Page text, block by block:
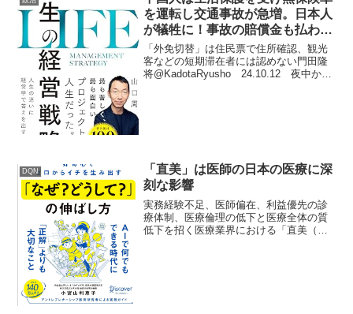
を運転し交通事故が急増。日本人
が犠牲に！事故の賠償金も払わな
い。森山裕や公明党の弊害は凄ま
じい！
「外免切替」は住民票で住所確認、観光
客などの短期滞在者には認めない門田隆
将@KadotaRyusho 24.10.12 夜中から
DQN
「直美」は医師の日本の医療に深
刻な影響
実務経験不足、医師偏在、利益優先の診
療体制、医療倫理の低下と医療全体の質
低下を招く医療業界における「直美（ち